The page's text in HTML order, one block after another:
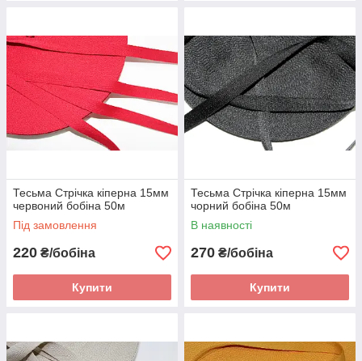
Тесьма Стрічка кіперна 15мм
червоний бобіна 50м
Під замовлення
220 ₴/бобіна
Купити
Тесьма Стрічка кіперна 15мм
чорний бобіна 50м
В наявності
270 ₴/бобіна
Купити